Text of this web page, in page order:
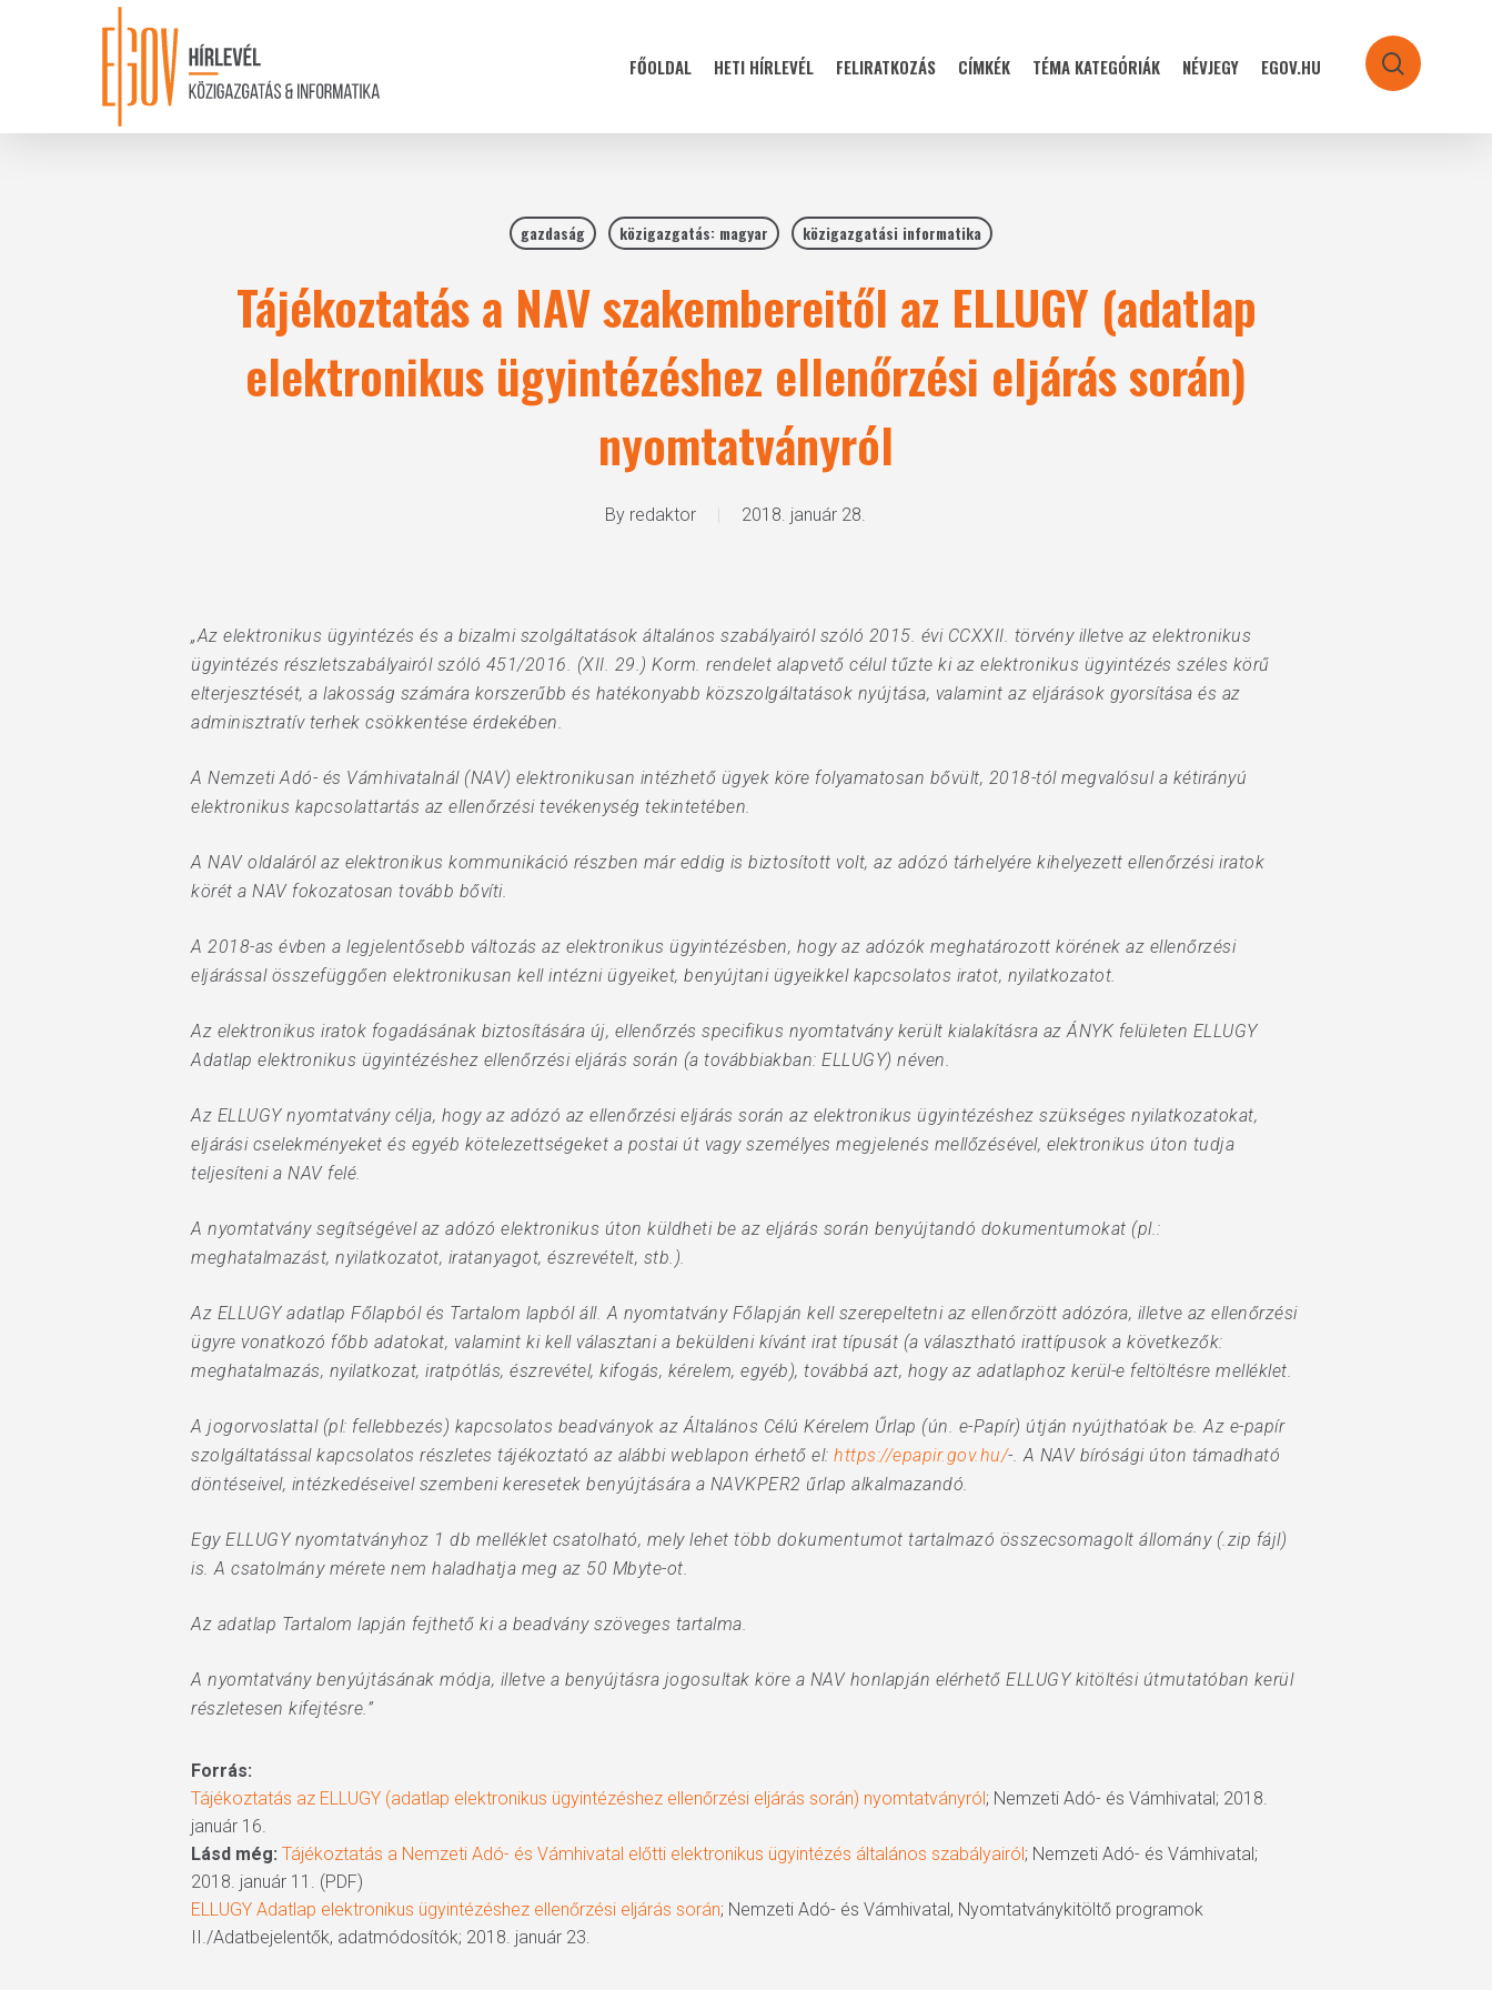
FŐOLDAL HETI HÍRLEVÉL FELIRATKOZÁS CÍMKÉK TÉMA KATEGÓRIÁK NÉVJEGY EGOV.HU search
gazdaság közigazgatás: magyar közigazgatási informatika
Tájékoztatás a NAV szakembereitől az ELLUGY (adatlap
elektronikus ügyintézéshez ellenőrzési eljárás során)
nyomtatványról
By redaktor 2018. január 28.
„Az elektronikus ügyintézés és a bizalmi szolgáltatások általános szabályairól szóló 2015. évi CCXXII. törvény illetve az elektronikus
ügyintézés részletszabályairól szóló 451/2016. (XII. 29.) Korm. rendelet alapvető célul tűzte ki az elektronikus ügyintézés széles körű
elterjesztését, a lakosság számára korszerűbb és hatékonyabb közszolgáltatások nyújtása, valamint az eljárások gyorsítása és az
adminisztratív terhek csökkentése érdekében.
A Nemzeti Adó- és Vámhivatalnál (NAV) elektronikusan intézhető ügyek köre folyamatosan bővült, 2018-tól megvalósul a kétirányú
elektronikus kapcsolattartás az ellenőrzési tevékenység tekintetében.
A NAV oldaláról az elektronikus kommunikáció részben már eddig is biztosított volt, az adózó tárhelyére kihelyezett ellenőrzési iratok
körét a NAV fokozatosan tovább bővíti.
A 2018-as évben a legjelentősebb változás az elektronikus ügyintézésben, hogy az adózók meghatározott körének az ellenőrzési
eljárással összefüggően elektronikusan kell intézni ügyeiket, benyújtani ügyeikkel kapcsolatos iratot, nyilatkozatot.
Az elektronikus iratok fogadásának biztosítására új, ellenőrzés specifikus nyomtatvány került kialakításra az ÁNYK felületen ELLUGY
Adatlap elektronikus ügyintézéshez ellenőrzési eljárás során (a továbbiakban: ELLUGY) néven.
Az ELLUGY nyomtatvány célja, hogy az adózó az ellenőrzési eljárás során az elektronikus ügyintézéshez szükséges nyilatkozatokat,
eljárási cselekményeket és egyéb kötelezettségeket a postai út vagy személyes megjelenés mellőzésével, elektronikus úton tudja
teljesíteni a NAV felé.
A nyomtatvány segítségével az adózó elektronikus úton küldheti be az eljárás során benyújtandó dokumentumokat (pl.:
meghatalmazást, nyilatkozatot, iratanyagot, észrevételt, stb.).
Az ELLUGY adatlap Főlapból és Tartalom lapból áll. A nyomtatvány Főlapján kell szerepeltetni az ellenőrzött adózóra, illetve az ellenőrzési
ügyre vonatkozó főbb adatokat, valamint ki kell választani a beküldeni kívánt irat típusát (a választható irattípusok a következők:
meghatalmazás, nyilatkozat, iratpótlás, észrevétel, kifogás, kérelem, egyéb), továbbá azt, hogy az adatlaphoz kerül-e feltöltésre melléklet.
A jogorvoslattal (pl: fellebbezés) kapcsolatos beadványok az Általános Célú Kérelem Űrlap (ún. e-Papír) útján nyújthatóak be. Az e-papír
szolgáltatással kapcsolatos részletes tájékoztató az alábbi weblapon érhető el: https://epapir.gov.hu/-. A NAV bírósági úton támadható
döntéseivel, intézkedéseivel szembeni keresetek benyújtására a NAVKPER2 űrlap alkalmazandó.
Egy ELLUGY nyomtatványhoz 1 db melléklet csatolható, mely lehet több dokumentumot tartalmazó összecsomagolt állomány (.zip fájl)
is. A csatolmány mérete nem haladhatja meg az 50 Mbyte-ot.
Az adatlap Tartalom lapján fejthető ki a beadvány szöveges tartalma.
A nyomtatvány benyújtásának módja, illetve a benyújtásra jogosultak köre a NAV honlapján elérhető ELLUGY kitöltési útmutatóban kerül
részletesen kifejtésre.”
Forrás:
Tájékoztatás az ELLUGY (adatlap elektronikus ügyintézéshez ellenőrzési eljárás során) nyomtatványról; Nemzeti Adó- és Vámhivatal; 2018.
január 16.
Lásd még: Tájékoztatás a Nemzeti Adó- és Vámhivatal előtti elektronikus ügyintézés általános szabályairól; Nemzeti Adó- és Vámhivatal;
2018. január 11. (PDF)
ELLUGY Adatlap elektronikus ügyintézéshez ellenőrzési eljárás során; Nemzeti Adó- és Vámhivatal, Nyomtatványkitöltő programok
II./Adatbejelentők, adatmódosítók; 2018. január 23.